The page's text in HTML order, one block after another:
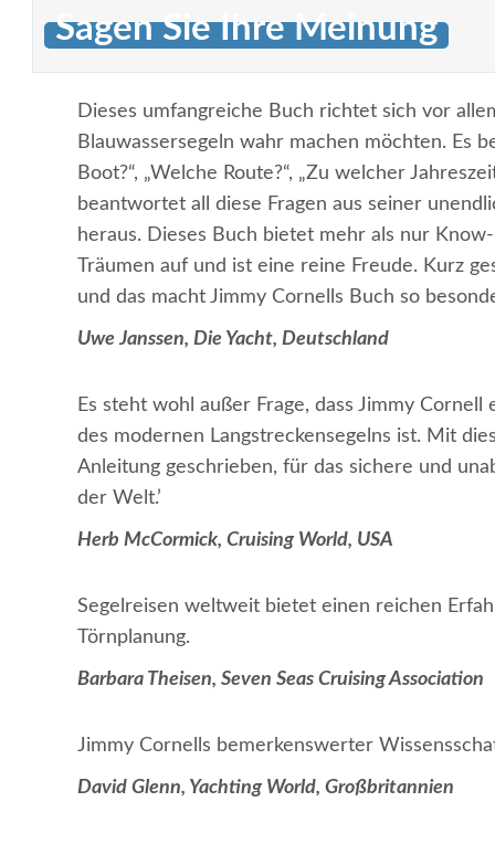
Sagen Sie Ihre Meinung
Dieses umfangreiche Buch richtet sich vor
Blauwassersegeln wahr machen möchten. Es
Boot?“, „Welche Route?“, „Zu welcher
beantwortet all diese Fragen aus seiner
heraus. Dieses Buch bietet mehr als nur
Träumen auf und ist eine reine Freude. Kurz
und das macht Jimmy Cornells Buch so
Uwe Janssen, Die Yacht, Deutschland
Es steht wohl außer Frage, dass Jimmy
des modernen Langstreckensegelns ist. Mit
Anleitung geschrieben, für das sichere und
der Welt.’
Herb McCormick, Cruising World, USA
Segelreisen weltweit bietet einen reichen
Törnplanung.
Barbara Theisen, Seven Seas Cruising Association
Jimmy Cornells bemerkenswerter
David Glenn, Yachting World, Großbritannien